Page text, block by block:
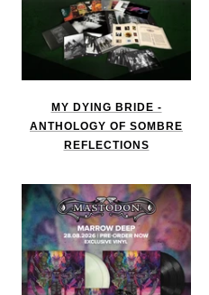
MY DYING BRIDE -
ANTHOLOGY OF SOMBRE
REFLECTIONS